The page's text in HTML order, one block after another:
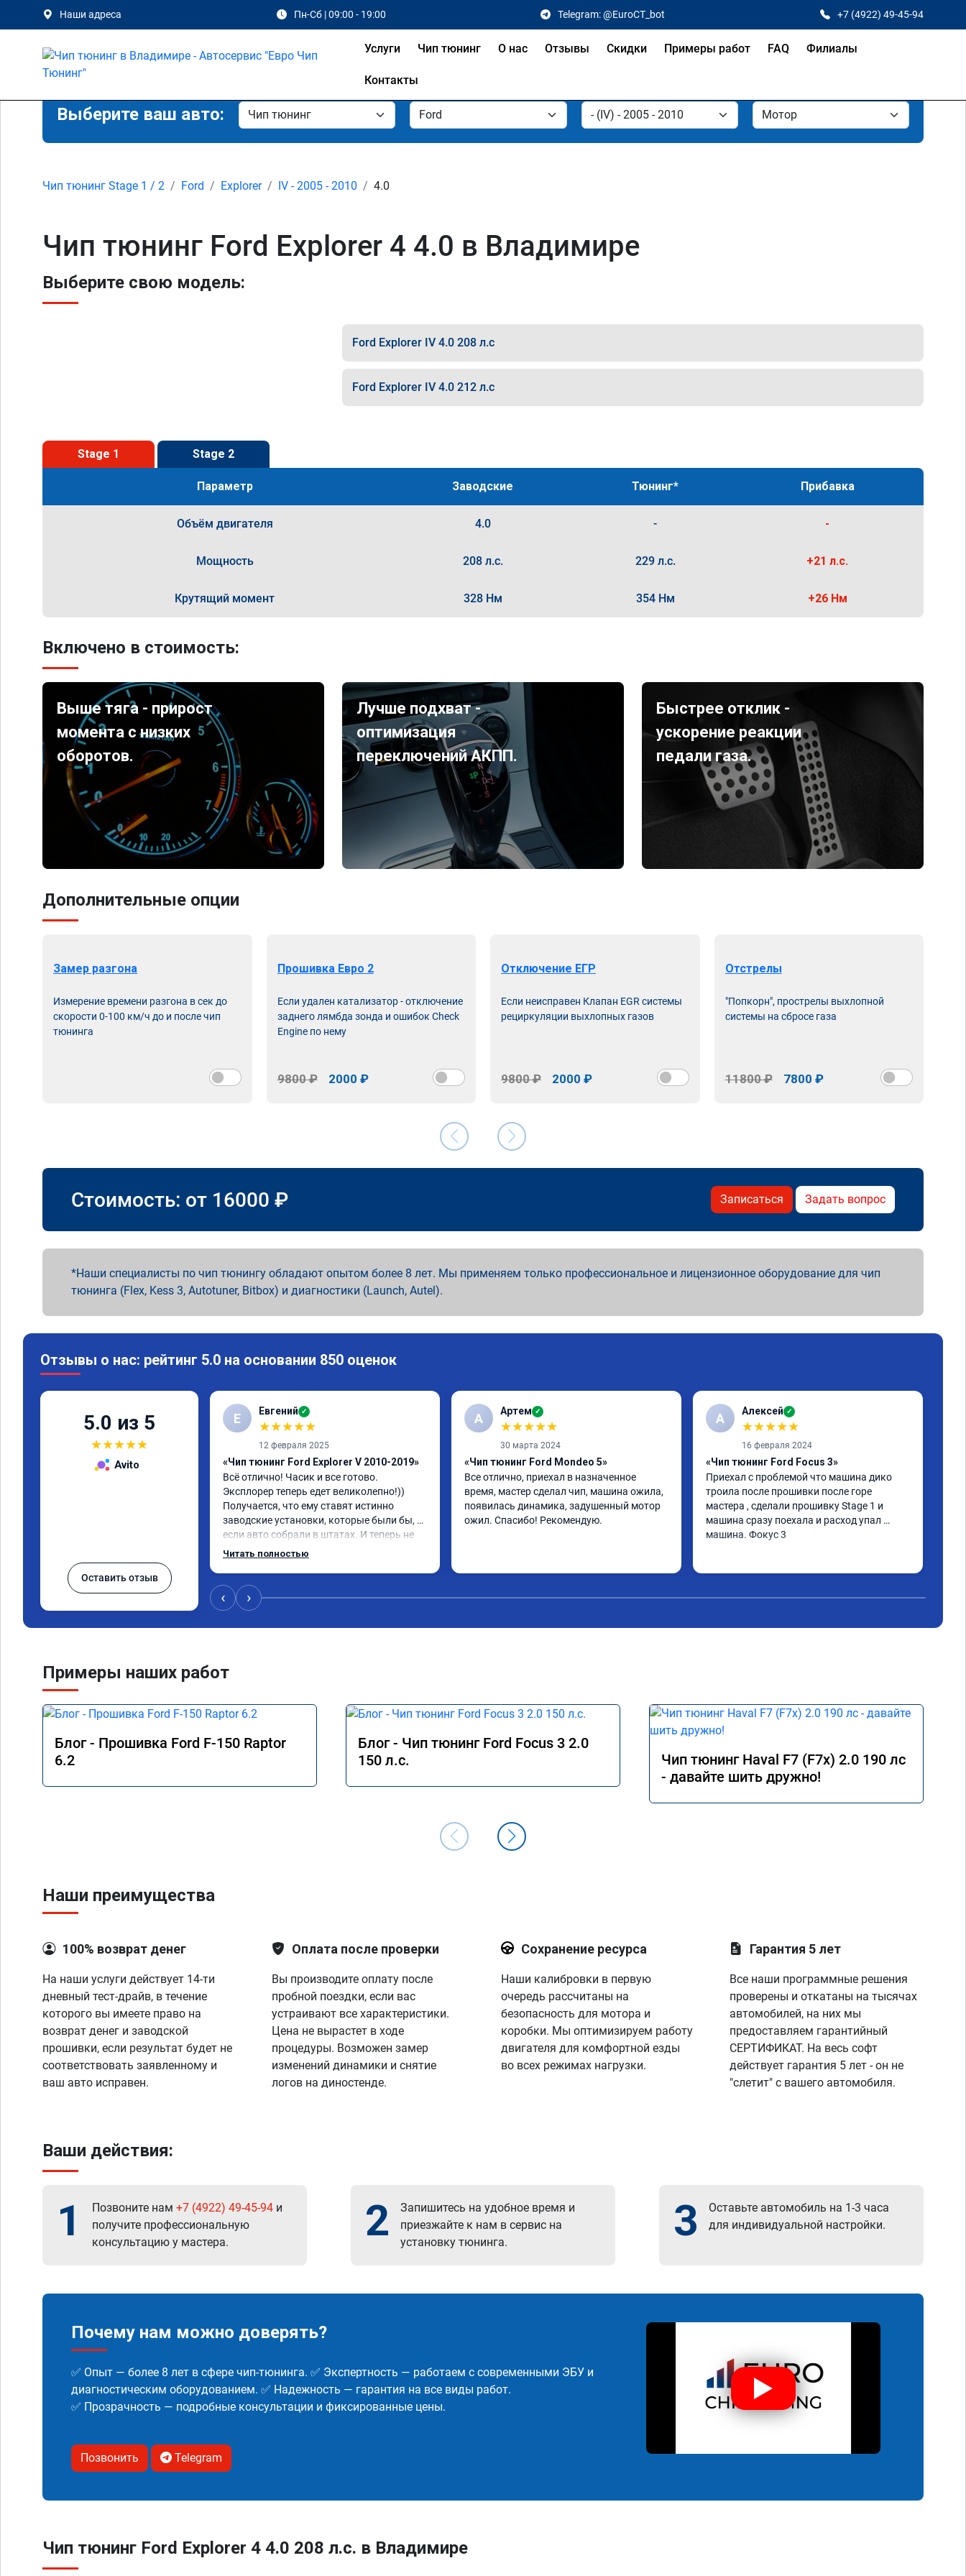
Наши адреса Пн-Сб | 09:00 - 19:00 Telegram: @EuroCT_bot +7 (4922) 49-45-94
Услуги Чип тюнинг О нас Отзывы Скидки Примеры работ FAQ Филиалы
Контакты
Выберите ваш авто:
Чип тюнинг Stage 1 / 2 Ford Explorer IV - 2005 - 2010 4.0
Чип тюнинг Ford Explorer 4 4.0 в Владимире
Выберите свою модель:
Ford Explorer IV 4.0 208 л.с
Ford Explorer IV 4.0 212 л.с
Stage 1 Stage 2
Параметр Заводские Тюнинг* Прибавка
Объём двигателя 4.0 - -
Мощность 208 л.с. 229 л.с. +21 л.с.
Крутящий момент 328 Нм 354 Нм +26 Нм
Включено в стоимость:
Выше тяга - прирост
момента с низких
оборотов.
Лучше подхват -
оптимизация
переключений АКПП.
Быстрее отклик -
ускорение реакции
педали газа.
Дополнительные опции
Замер разгона
Измерение времени разгона в сек до
скорости 0-100 км/ч до и после чип
тюнинга
Прошивка Евро 2
Если удален катализатор - отключение
заднего лямбда зонда и ошибок Check
Engine по нему
9800 ₽ 2000 ₽
Отключение ЕГР
Если неисправен Клапан EGR системы
рециркуляции выхлопных газов
9800 ₽ 2000 ₽
Отстрелы
"Попкорн", прострелы выхлопной
системы на сбросе газа
11800 ₽ 7800 ₽
Стоимость: от 16000 ₽ Записаться Задать вопрос
Наши специалисты по чип тюнингу обладают опытом более 8 лет. Мы применяем только профессиональное и лицензионное оборудование для чип
тюнинга (Flex, Kess 3, Autotuner, Bitbox) и диагностики (Launch, Autel).
Отзывы о нас: рейтинг 5.0 на основании 850 оценок
5.0 из 5
★★★★★
Avito
Оставить отзыв
Е Евгений ✓
★★★★★
12 февраля 2025
«Чип тюнинг Ford Explorer V 2010-2019»
Всё отлично! Часик и все готово.
Эксплорер теперь едет великолепно!))
Получается, что ему ставят истинно
заводские установки, которые были бы,
если авто собрали в штатах. И теперь не
"тупит", по трассе расход стал на 3 литра
теперь ездить как до прошивки не охота!))
В общем, доволен!))
Читать полностью
А Артем ✓
★★★★★
30 марта 2024
«Чип тюнинг Ford Mondeo 5»
Все отлично, приехал в назначенное
время, мастер сделал чип, машина ожила,
появилась динамика, задушенный мотор
ожил. Спасибо! Рекомендую.
А Алексей ✓
★★★★★
16 февраля 2024
«Чип тюнинг Ford Focus 3»
Приехал с проблемой что машина дико
троила после прошивки после горе
мастера , сделали прошивку Stage 1 и
машина сразу поехала и расход упал
машина. Фокус 3
‹ ›
Примеры наших работ
Блог - Прошивка Ford F-150 Raptor
6.2
Блог - Чип тюнинг Ford Focus 3 2.0
150 л.с.
Чип тюнинг Haval F7 (F7x) 2.0 190 лс
- давайте шить дружно!
Наши преимущества
100% возврат денег
На наши услуги действует 14-ти
дневный тест-драйв, в течение
которого вы имеете право на
возврат денег и заводской
прошивки, если результат будет не
соответствовать заявленному и
ваш авто исправен.
Оплата после проверки
Вы производите оплату после
пробной поездки, если вас
устраивают все характеристики.
Цена не вырастет в ходе
процедуры. Возможен замер
изменений динамики и снятие
логов на диностенде.
Сохранение ресурса
Наши калибровки в первую
очередь рассчитаны на
безопасность для мотора и
коробки. Мы оптимизируем работу
двигателя для комфортной езды
во всех режимах нагрузки.
Гарантия 5 лет
Все наши программные решения
проверены и откатаны на тысячах
автомобилей, на них мы
предоставляем гарантийный
СЕРТИФИКАТ. На весь софт
действует гарантия 5 лет - он не
"слетит" с вашего автомобиля.
Ваши действия:
1 Позвоните нам +7 (4922) 49-45-94 и
получите профессиональную
консультацию у мастера.
2
Запишитесь на удобное время и
приезжайте к нам в сервис на
установку тюнинга.
3
Оставьте автомобиль на 1-3 часа
для индивидуальной настройки.
Почему нам можно доверять?
✅ Опыт — более 8 лет в сфере чип-тюнинга. ✅ Экспертность — работаем с современными ЭБУ и
диагностическим оборудованием. ✅ Надежность — гарантия на все виды работ.
✅ Прозрачность — подробные консультации и фиксированные цены.
Позвонить Telegram
Чип тюнинг Ford Explorer 4 4.0 208 л.с. в Владимире